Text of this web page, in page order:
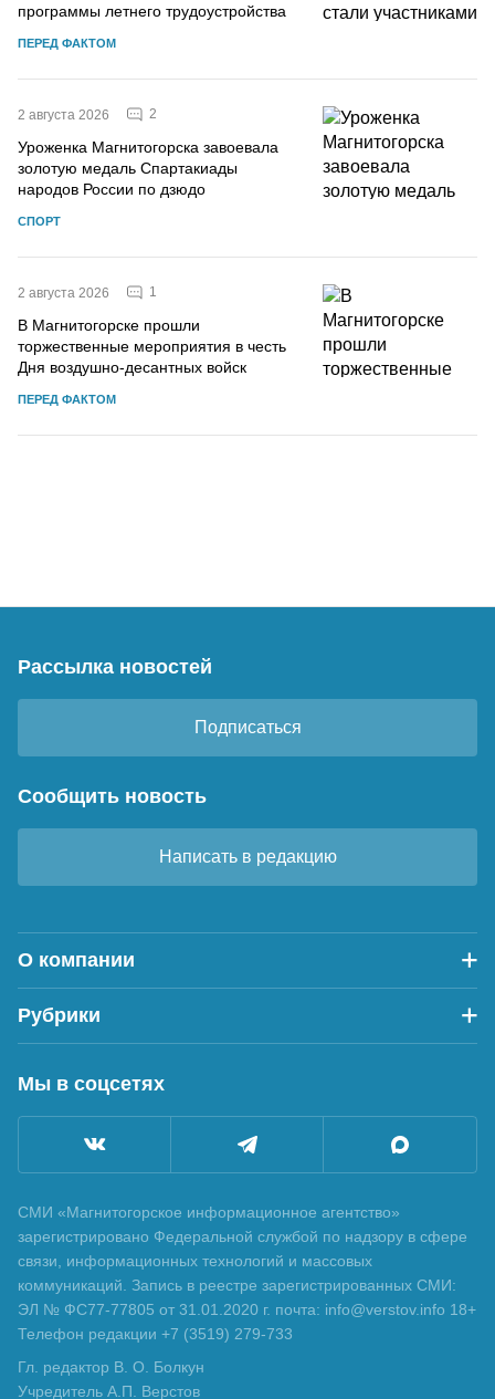
программы летнего трудоустройства
ПЕРЕД ФАКТОМ
2 августа 2026 2
Уроженка Магнитогорска завоевала
золотую медаль Спартакиады
народов России по дзюдо
СПОРТ
2 августа 2026 1
В Магнитогорске прошли
торжественные мероприятия в честь
Дня воздушно-десантных войск
ПЕРЕД ФАКТОМ
Рассылка новостей
Подписаться
Сообщить новость
Написать в редакцию
О компании
Рубрики
Мы в соцсетях
СМИ «Магнитогорское информационное агентство»
зарегистрировано Федеральной службой по надзору в сфере
связи, информационных технологий и массовых
коммуникаций. Запись в реестре зарегистрированных СМИ:
ЭЛ № ФС77-77805 от 31.01.2020 г. почта: info@verstov.info 18+
Телефон редакции +7 (3519) 279-733
Гл. редактор В. О. Болкун
Учредитель А.П. Верстов